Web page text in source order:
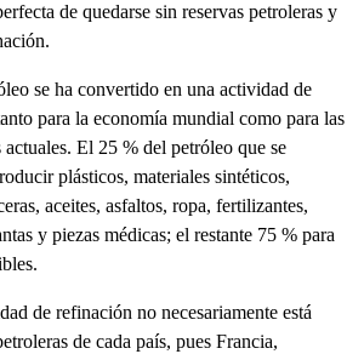
de quedarse sin reservas petroleras y
se ha convertido en una actividad de
para la economía mundial como para las
actuales. El 25 % del petróleo que se
plásticos, materiales sintéticos,
aceites, asfaltos, ropa, fertilizantes,
y piezas médicas; el restante 75 % para
de refinación no necesariamente está
de cada país, pues Francia,